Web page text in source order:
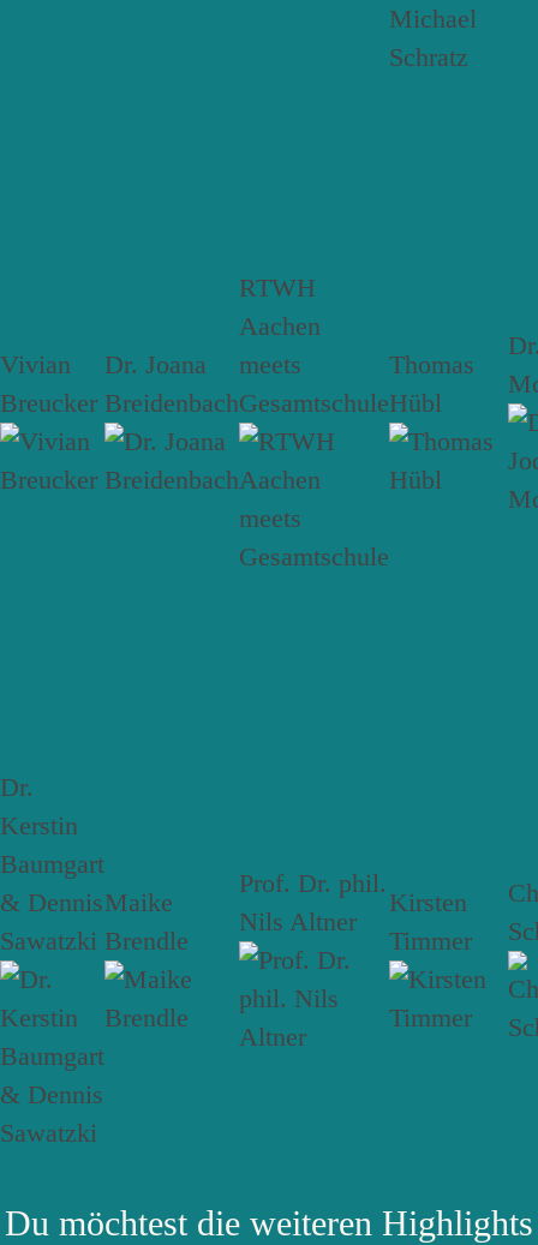
Vivian
Breucker
Dr. Joana
Breidenbach
RTWH
Aachen
meets
Gesamtschule
Thomas
Hübl
Dr.
Kerstin
Baumgart
& Dennis
Sawatzki
Maike
Brendle
Prof. Dr. phil.
Nils Altner
Kirsten
Timmer
Du möchtest die weiteren Highlights